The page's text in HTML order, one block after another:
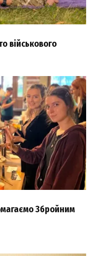
військового
Збройним